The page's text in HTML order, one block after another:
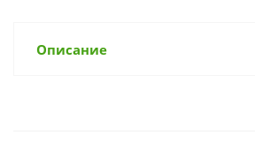
Описание